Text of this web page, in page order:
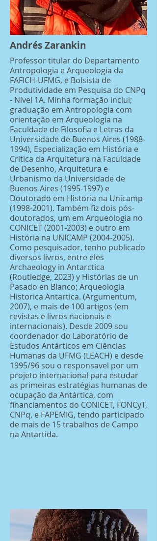
Andrés Zarankin
Professor titular do Departamento
Antropologia e Arqueologia da
FAFICH-UFMG, e Bolsista de
Produtividade em Pesquisa do CNPq
- Nível 1A. Minha formação inclui;
graduação em Antropologia com
orientação em Arqueologia na
Faculdade de Filosofia e Letras da
Universidade de Buenos Aires (1988-
1994), Especialização em História e
Critica da Arquitetura na Faculdade
de Desenho, Arquitetura e
Urbanismo da Universidade de
Buenos Aires (1995-1997) e
Doutorado em Historia na Unicamp
(1998-2001). Também fiz dois pós-
doutorados, um em Arqueologia no
CONICET(2001-2003) e outro em
História na UNICAMP (2004-2005).
Como pesquisador, tenho publicado
diversos livros, entre eles
Archaeology in Antarctica
(Routledge, 2023) y Histórias de un
Pasado en Blanco; Arqueologia
Historica Antartica. (Argumentum,
2007), e mais de 100 artigos (em
revistas e livros nacionais e
internacionais). Desde 2009 sou
coordenador do Laboratório de
Estudos Antárticos em Ciências
Humanas da UFMG (LEACH) e desde
1995/96 sou o responsavel por um
projeto internacional para estudar
as primeiras estratégias humanas de
ocupação da Antártica, com
financiamentos do CONICET, FONCyT,
CNPq, e FAPEMIG, tendo participado
de mais de 15 trabalhos de Campo
na Antartida.